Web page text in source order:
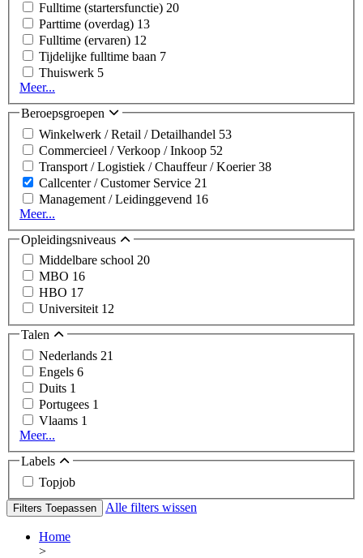
Fulltime (startersfunctie) 20
Parttime (overdag) 13
Fulltime (ervaren) 12
Tijdelijke fulltime baan 7
Thuiswerk 5
Meer...
Beroepsgroepen
Winkelwerk / Retail / Detailhandel 53
Commercieel / Verkoop / Inkoop 52
Transport / Logistiek / Chauffeur / Koerier38
Callcenter / Customer Service 21
Management / Leidinggevend 16
Meer...
Opleidingsniveaus
Middelbare school 20
MBO 16
HBO 17
Universiteit 12
Talen
Nederlands 21
Engels 6
Duits 1
Portugees 1
Vlaams 1
Meer...
Labels
Topjob
Filters Toepassen Alle filters wissen
Home
>